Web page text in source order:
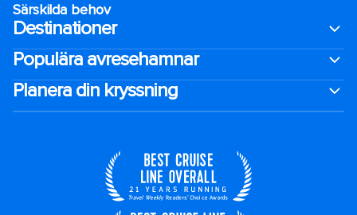
Särskilda behov
Destinationer
Populära avresehamnar
Planera din kryssning